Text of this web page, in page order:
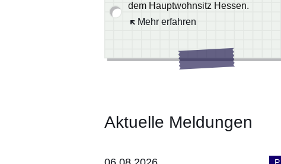
dem Hauptwohnsitz Hessen.
Mehr erfahren
Öffnet sich in einem neuen Fenster
Aktuelle Meldungen